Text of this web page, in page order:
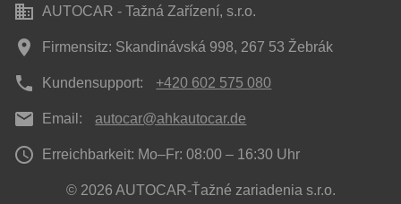
business AUTOCAR - Tažná Zařízení, s.r.o.
place Firmensitz: Skandinávská 998, 267 53 Žebrák
phone Kundensupport: +420 602 575 080
mail Email: autocar@ahkautocar.de
access_time Erreichbarkeit: Mo–Fr: 08:00 – 16:30 Uhr
© 2026 AUTOCAR-Ťažné zariadenia s.r.o.